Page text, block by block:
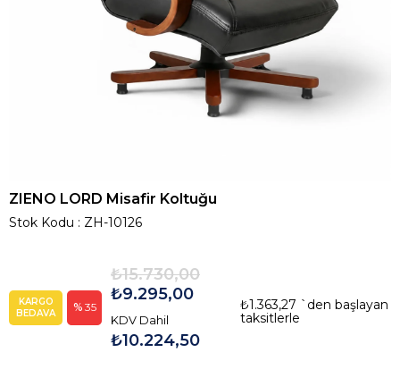
ZIENO LORD Misafir Koltuğu
Stok Kodu ZH-10126
KARGO
BEDAVA
35
₺15.730,00
₺9.295,00
KDV Dahil
₺10.224,50
₺1.363,27 `den başlayan
taksitlerle